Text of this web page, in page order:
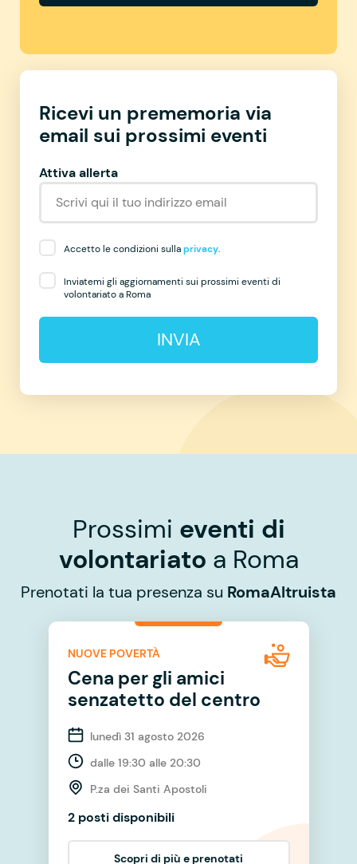
Ricevi un prememoria via
email sui prossimi eventi
Attiva allerta
Accetto le condizioni sullaprivacy.
Inviatemi gli aggiornamenti sui prossimi eventi di
volontariato a Roma
INVIA
Prossimi eventi di
volontariato a Roma
Prenotati la tua presenza su RomaAltruista
NUOVE POVERTÀ
Cena per gli amici
senzatetto del centro
lunedì 31 agosto 2026
dalle 19:30 alle 20:30
P.za dei Santi Apostoli
2 posti disponibili
Scopri di più e prenotati